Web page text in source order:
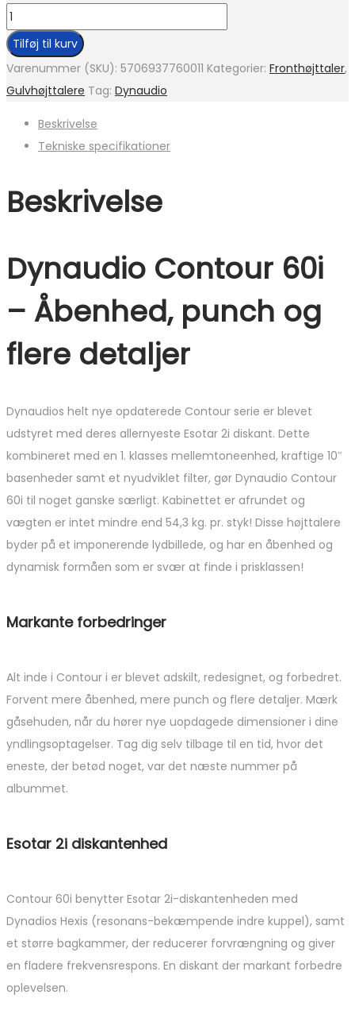
Tilføj til kurv
Varenummer (SKU): 5706937760011 Kategorier: Fronthøjttaler,
Gulvhøjttalere Tag: Dynaudio
Beskrivelse
Tekniske specifikationer
Beskrivelse
Dynaudio Contour 60i
– Åbenhed, punch og
flere detaljer
Dynaudios helt nye opdaterede Contour serie er blevet
udstyret med deres allernyeste Esotar 2i diskant. Dette
kombineret med en 1. klasses mellemtoneenhed, kraftige 10″
basenheder samt et nyudviklet filter, gør Dynaudio Contour
60i til noget ganske særligt. Kabinettet er afrundet og
vægten er intet mindre end 54,3 kg. pr. styk! Disse højttalere
byder på et imponerende lydbillede, og har en åbenhed og
dynamisk formåen som er svær at finde i prisklassen!
Markante forbedringer
Alt inde i Contour i er blevet adskilt, redesignet, og forbedret.
Forvent mere åbenhed, mere punch og flere detaljer. Mærk
gåsehuden, når du hører nye uopdagede dimensioner i dine
yndlingsoptagelser. Tag dig selv tilbage til en tid, hvor det
eneste, der betød noget, var det næste nummer på
albummet.
Esotar 2i diskantenhed
Contour 60i benytter Esotar 2i-diskantenheden med
Dynadios Hexis (resonans-bekæmpende indre kuppel), samt
et større bagkammer, der reducerer forvrængning og giver
en fladere frekvensrespons. En diskant der markant forbedre
oplevelsen.